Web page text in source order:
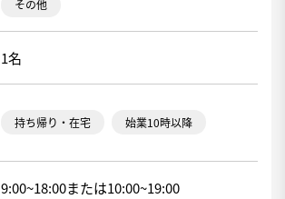
その他
1名
持ち帰り・在宅 始業10時以降
9:00~18:00または10:00~19:00